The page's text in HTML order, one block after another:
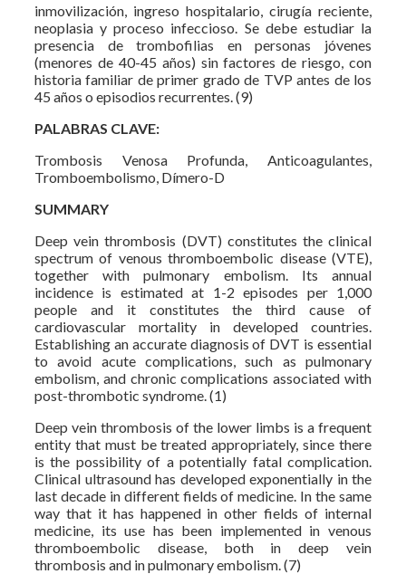
inmovilización, ingreso hospitalario, cirugía reciente,
neoplasia y proceso infeccioso. Se debe estudiar la
presencia de trombofilias en personas jóvenes
(menores de 40-45 años) sin factores de riesgo, con
historia familiar de primer grado de TVP antes de los
45 años o episodios recurrentes. (9)
PALABRAS CLAVE:
Trombosis Venosa Profunda, Anticoagulantes,
Tromboembolismo, Dímero-D
SUMMARY
Deep vein thrombosis (DVT) constitutes the clinical
spectrum of venous thromboembolic disease (VTE),
together with pulmonary embolism. Its annual
incidence is estimated at 1-2 episodes per 1,000
people and it constitutes the third cause of
cardiovascular mortality in developed countries.
Establishing an accurate diagnosis of DVT is essential
to avoid acute complications, such as pulmonary
embolism, and chronic complications associated with
post-thrombotic syndrome. (1)
Deep vein thrombosis of the lower limbs is a frequent
entity that must be treated appropriately, since there
is the possibility of a potentially fatal complication.
Clinical ultrasound has developed exponentially in the
last decade in different fields of medicine. In the same
way that it has happened in other fields of internal
medicine, its use has been implemented in venous
thromboembolic disease, both in deep vein
thrombosis and in pulmonary embolism. (7)